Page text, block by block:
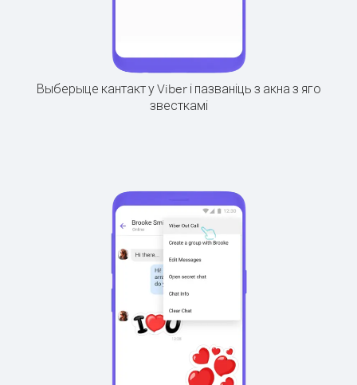
Выберыце кантакт у Viber і пазваніць з акна з яго
звесткамі